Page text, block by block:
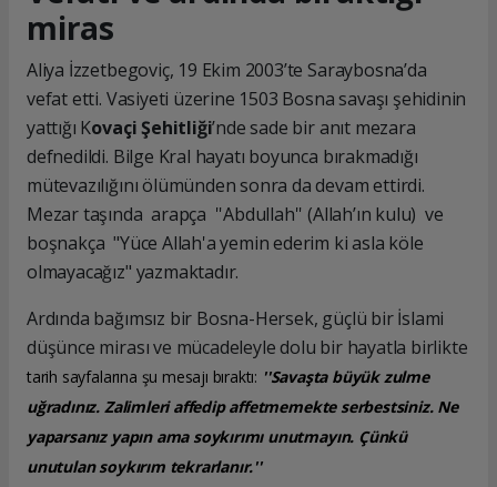
miras
Aliya İzzetbegoviç, 19 Ekim 2003’te Saraybosna’da
vefat etti. Vasiyeti üzerine 1503 Bosna savaşı şehidinin
yattığı Kovaçi Şehitliği’nde sade bir anıt mezara
defnedildi. Bilge Kral hayatı boyunca bırakmadığı
mütevazılığını ölümünden sonra da devam ettirdi.
Mezar taşında arapça ''Abdullah'' (Allah’ın kulu) ve
boşnakça "Yüce Allah'a yemin ederim ki asla köle
olmayacağız" yazmaktadır.
Ardında bağımsız bir Bosna-Hersek, güçlü bir İslami
düşünce mirası ve mücadeleyle dolu bir hayatla birlikte
tarih sayfalarına şu mesajı bıraktı: ''Savaşta büyük zulme
uğradınız. Zalimleri affedip affetmemekte serbestsiniz. Ne
yaparsanız yapın ama soykırımı unutmayın. Çünkü
unutulan soykırım tekrarlanır.''